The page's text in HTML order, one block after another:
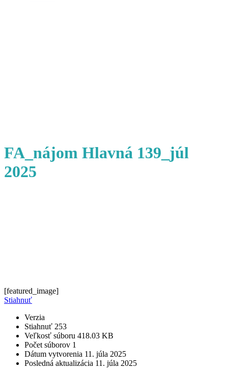
FA_nájom Hlavná 139_júl
2025
[featured_image]
Stiahnuť
Verzia
Stiahnuť 253
Veľkosť súboru 418.03 KB
Počet súborov 1
Dátum vytvorenia 11. júla 2025
Posledná aktualizácia 11. júla 2025